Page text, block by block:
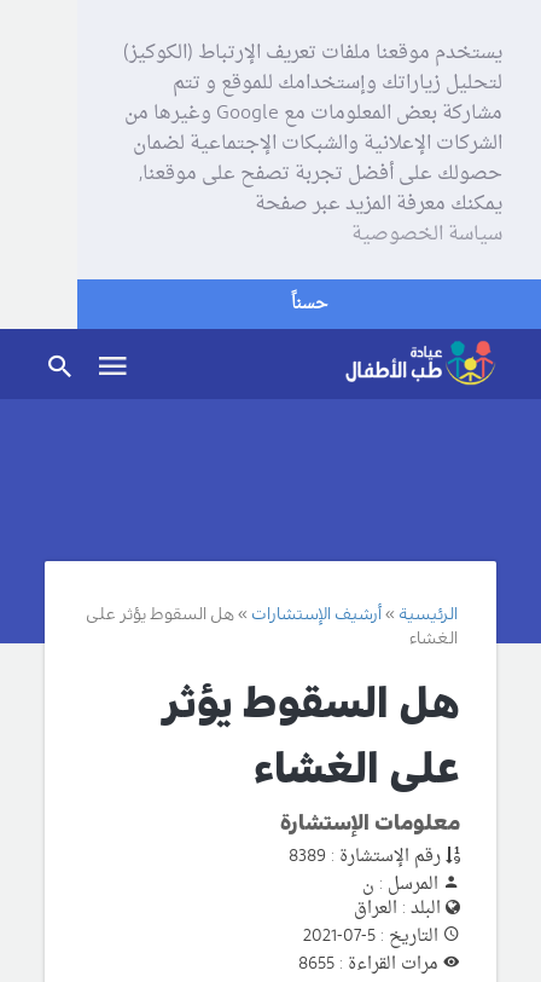
يستخدم موقعنا ملفات تعريف الإرتباط (الكوكيز)
لتحليل زياراتك وإستخدامك للموقع و تتم
مشاركة بعض المعلومات مع Google وغيرها من
الشركات الإعلانية والشبكات الإجتماعية لضمان
حصولك على أفضل تجربة تصفح على موقعنا,
يمكنك معرفة المزيد عبر صفحة
سياسة الخصوصية
حسناً
الرئيسية أرشيف الإستشارات
هل السقوط يؤثر على
الغشاء
هل السقوط يؤثر
على الغشاء
معلومات الإستشارة
رقم الإستشارة : 8389
المرسل : ن
البلد : العراق
التاريخ : 5-07-2021
مرات القراءة : 8655